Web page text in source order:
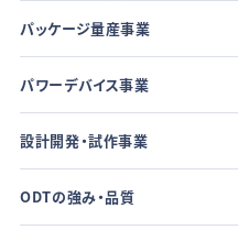
パッケージ量産事業
パワーデバイス事業
設計開発・試作事業
ODTの強み・品質